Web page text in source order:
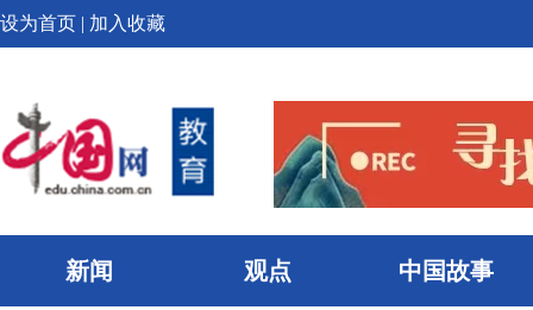
设为首页 | 加入收藏
新闻 观点 中国故事